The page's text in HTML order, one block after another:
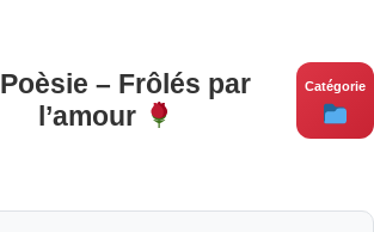
Poèsie – Frôlés par
l’amour
Catégorie